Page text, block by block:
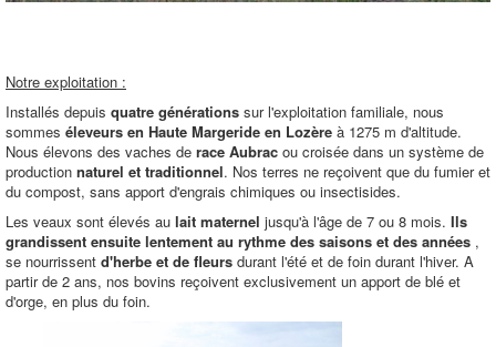
Notre exploitation :
Installés depuis quatre générations sur l'exploitation familiale, nous
sommes éleveurs en Haute Margeride en Lozère à 1275 m d'altitude.
Nous élevons des vaches de race Aubrac ou croisée dans un système de
production naturel et traditionnel. Nos terres ne reçoivent que du fumier et
du compost, sans apport d'engrais chimiques ou insectisides.
Les veaux sont élevés au lait maternel jusqu'à l'âge de 7 ou 8 mois. Ils
grandissent ensuite lentement au rythme des saisons et des années ,
se nourrissent d'herbe et de fleurs durant l'été et de foin durant l'hiver. A
partir de 2 ans, nos bovins reçoivent exclusivement un apport de blé et
d'orge, en plus du foin.